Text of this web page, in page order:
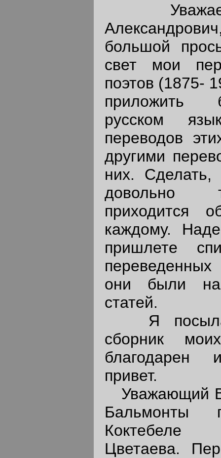
большой
свет мои
поэтов (1875-
приложить
русском
переводов
другими
них. Сделать,
довольно
приходится
каждому.
пришлете
они были
статей.
Я
сборник
привет.
Уважающий
Бальмонты
Коктебеле
Цветаева.